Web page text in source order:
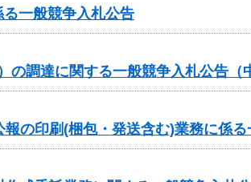
一般競争入札公告
調達に関する一般競争入札公告（
の印刷(梱包・発送含む)業務に係